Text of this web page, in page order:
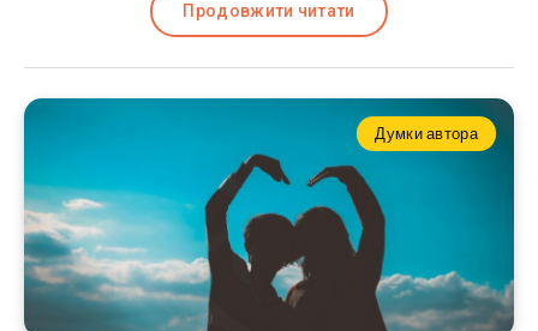
Продовжити читати
Думки автора